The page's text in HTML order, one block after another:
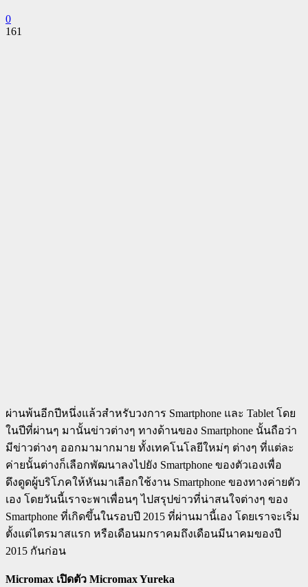
0
161
ผ่านพ้นอีกปีหนึ่งแล้วสำหรับวงการ Smartphone และ Tablet โดย
ในปีที่ผ่านๆ มานั้นข่าวต่างๆ ทางด้านของ Smartphone นั้นถือว่า
มีข่าวต่างๆ ออกมามากมาย ทั้งเทคโนโลยีใหม่ๆ ต่างๆ ที่แต่ละ
ค่ายนั้นต่างก็เลือกพัฒนาลงไปยัง Smartphone ของตัวเองเพื่อ
ดึงดูดผู้บริโภคให้หันมาเลือกใช้งาน Smartphone ของทางค่ายตัว
เอง โดยวันนี้เราจะพาเพื่อนๆ ไปสรุปข่าวที่น่าสนใจต่างๆ ของ
Smartphone ที่เกิดขึ้นในรอบปี 2015 ที่ผ่านมานี้เอง โดยเราจะเริ่ม
ตั้งแต่ไตรมาสแรก หรือเดือนมกราคมถึงเดือนมีนาคมของปี
2015 กันก่อน
Micromax เปิดตัว Micromax Yureka